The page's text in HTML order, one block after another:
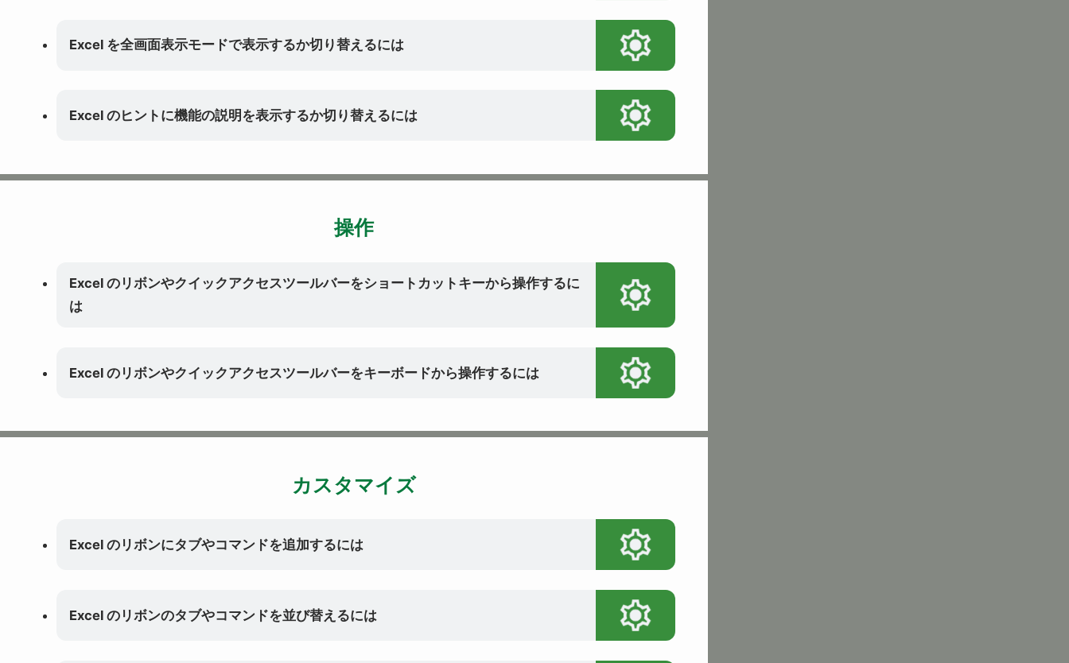
Excel を全画面表示モードで表示するか切り替えるには
Excel のヒントに機能の説明を表示するか切り替えるには
操作
Excel のリボンやクイックアクセスツールバーをショートカットキーから操作するに
は
Excel のリボンやクイックアクセスツールバーをキーボードから操作するには
カスタマイズ
Excel のリボンにタブやコマンドを追加するには
Excel のリボンのタブやコマンドを並び替えるには